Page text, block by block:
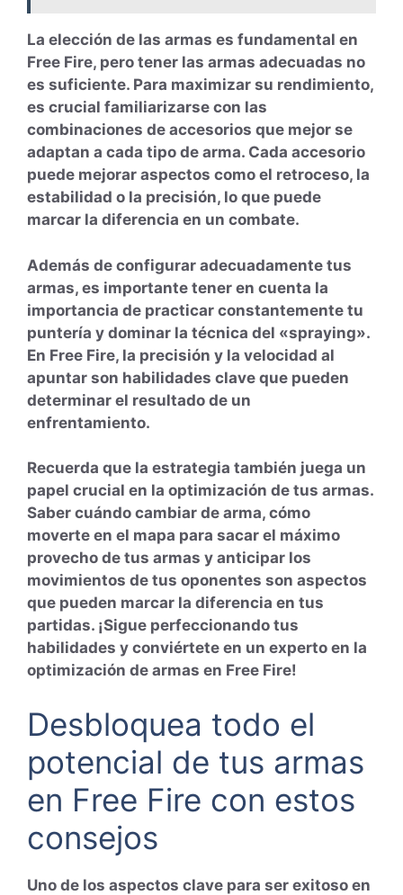
La elección de las armas es fundamental en
Free Fire, pero tener las armas adecuadas no
es suficiente. Para maximizar su rendimiento,
es crucial familiarizarse con las
combinaciones de accesorios que mejor se
adaptan a cada tipo de arma. Cada accesorio
puede mejorar aspectos como el retroceso, la
estabilidad o la precisión, lo que puede
marcar la diferencia en un combate.
Además de configurar adecuadamente tus
armas, es importante tener en cuenta la
importancia de practicar constantemente tu
puntería y dominar la técnica del «spraying».
En Free Fire, la precisión y la velocidad al
apuntar son habilidades clave que pueden
determinar el resultado de un
enfrentamiento.
Recuerda que la estrategia también juega un
papel crucial en la optimización de tus armas.
Saber cuándo cambiar de arma, cómo
moverte en el mapa para sacar el máximo
provecho de tus armas y anticipar los
movimientos de tus oponentes son aspectos
que pueden marcar la diferencia en tus
partidas. ¡Sigue perfeccionando tus
habilidades y conviértete en un experto en la
optimización de armas en Free Fire!
Desbloquea todo el
potencial de tus armas
en Free Fire con estos
consejos
Uno de los aspectos clave para ser exitoso en